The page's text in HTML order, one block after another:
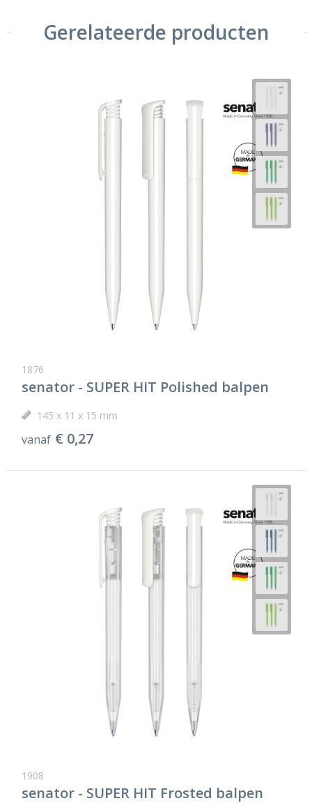
Gerelateerde producten
1876
senator - SUPER HIT Polished balpen
145 x 11 x 15 mm
vanaf € 0,27
1908
senator - SUPER HIT Frosted balpen